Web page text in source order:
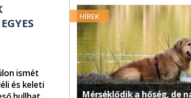
ismét
és keleti
HÍREK
Mérséklődik a hőség, de